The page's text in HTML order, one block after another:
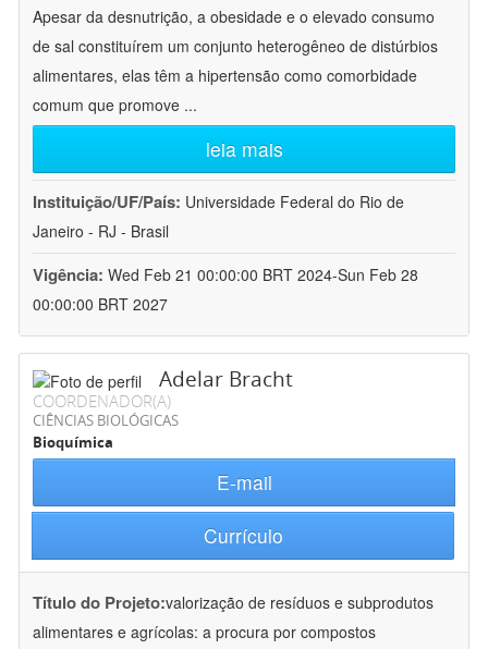
Apesar da desnutrição, a obesidade e o elevado consumo
de sal constituírem um conjunto heterogêneo de distúrbios
alimentares, elas têm a hipertensão como comorbidade
comum que promove ...
leia mais
Instituição/UF/País: Universidade Federal do Rio de
Janeiro - RJ - Brasil
Vigência: Wed Feb 21 00:00:00 BRT 2024-Sun Feb 28
00:00:00 BRT 2027
Adelar Bracht
COORDENADOR(A)
CIÊNCIAS BIOLÓGICAS
Bioquímica
E-mail
Currículo
Título do Projeto:valorização de resíduos e subprodutos
alimentares e agrícolas: a procura por compostos